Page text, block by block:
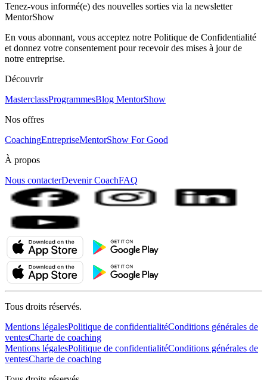
Tenez-vous informé(e) des nouvelles sorties via la newsletter
MentorShow
En vous abonnant, vous acceptez notre Politique de Confidentialité
et donnez votre consentement pour recevoir des mises à jour de
notre entreprise.
Découvrir
MasterclassProgrammesBlog MentorShow
Nos offres
CoachingEntrepriseMentorShow For Good
À propos
Nous contacterDevenir CoachFAQ
Tous droits réservés.
Mentions légalesPolitique de confidentialitéConditions générales de
ventesCharte de coaching
Mentions légalesPolitique de confidentialitéConditions générales de
ventesCharte de coaching